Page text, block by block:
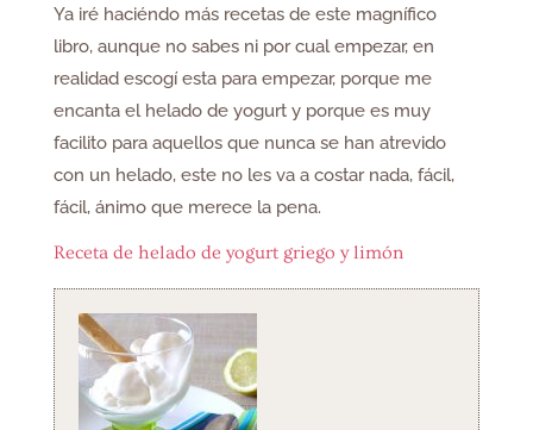
Ya iré haciéndo más recetas de este magnífico
libro, aunque no sabes ni por cual empezar, en
realidad escogí esta para empezar, porque me
encanta el helado de yogurt y porque es muy
facilito para aquellos que nunca se han atrevido
con un helado, este no les va a costar nada, fácil,
fácil, ánimo que merece la pena.
Receta de helado de yogurt griego y limón